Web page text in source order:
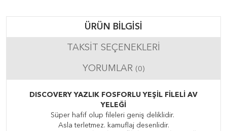
ÜRÜN BILGISI
TAKSIT SEÇENEKLERI
YORUMLAR (0)
DISCOVERY YAZLIK FOSFORLU YEŞİL FİLELİ AV
YELEĞİ
Süper hafif olup fileleri geniş deliklidir.
Asla terletmez. kamuflaj desenlidir.